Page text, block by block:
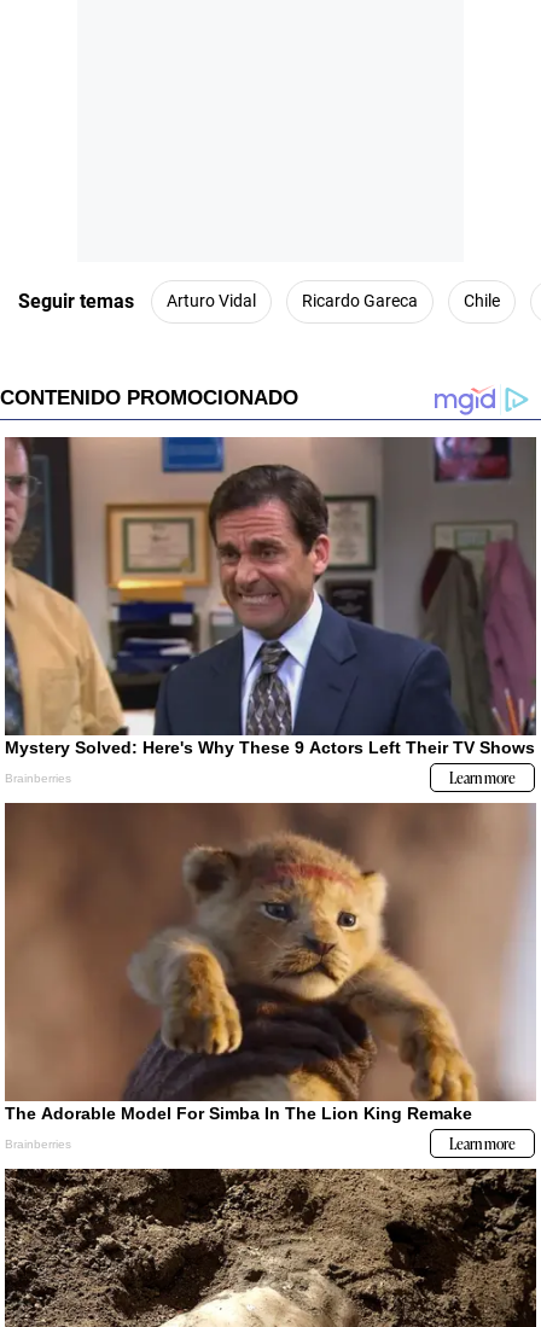
Seguir temas Arturo Vidal Ricardo Gareca Chile